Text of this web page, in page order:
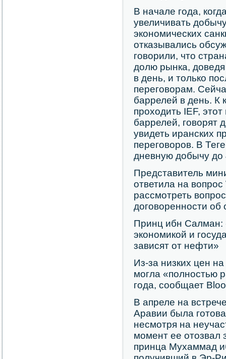
В начале года,
увеличивать
экономических
отказывались
говорили, что
долю рынка,
в день, и только
переговорам.
баррелей в день. К
проходить IEF,
баррелей,
увидеть иранских
переговоров. В
дневную добычу до
Представитель
ответила на
рассмотреть
договоренности об
Принц ибн Салман:
экономикой и
зависят от нефти»
Из-за низких цен
могла «полностью
года, сообщает
В апреле на
Аравии была
несмотря на
момент ее отозвал
принца Мухаммад